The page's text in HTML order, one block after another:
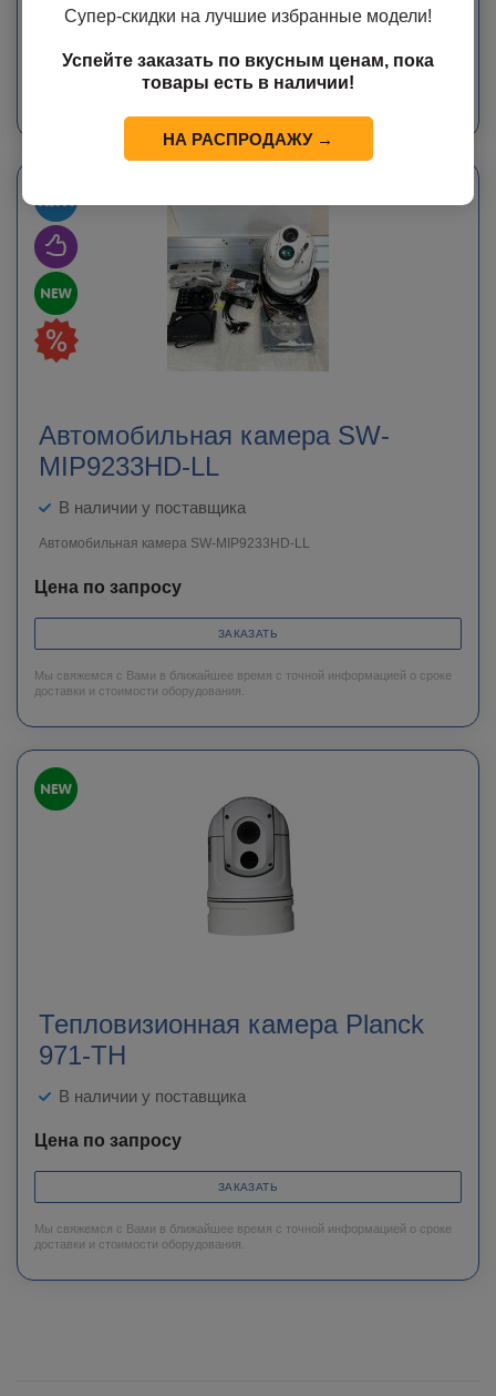
Мы свяжемся с Вами в ближайшее время с точной информацией о сроке
Автомобильная камера SW-
MIP9233HD-LL
В наличии у поставщика
Автомобильная камера SW-MIP9233HD-LL
Цена по запросу
ЗАКАЗАТЬ
Мы свяжемся с Вами в ближайшее время с точной информацией о сроке
доставки и стоимости оборудования.
Тепловизионная камера Planck
971-TH
В наличии у поставщика
Цена по запросу
ЗАКАЗАТЬ
Мы свяжемся с Вами в ближайшее время с точной информацией о сроке
доставки и стоимости оборудования.
Супер-скидки на лучшие избранные модели!
Успейте заказать по вкусным ценам, пока
товары есть в наличии!
НА РАСПРОДАЖУ →